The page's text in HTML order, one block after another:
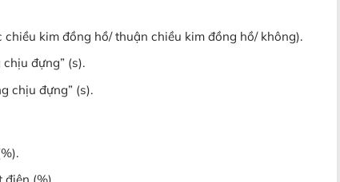
kim đồng hồ/ thuận chiều kim đồng hồ/ không).
đựng” (s).
chịu đựng” (s).